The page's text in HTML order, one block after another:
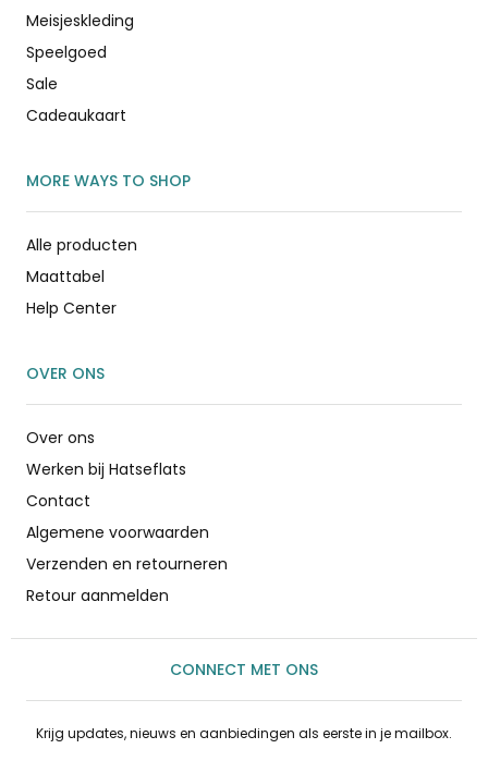
Meisjeskleding
Speelgoed
Sale
Cadeaukaart
MORE WAYS TO SHOP
Alle producten
Maattabel
Help Center
OVER ONS
Over ons
Werken bij Hatseflats
Contact
Algemene voorwaarden
Verzenden en retourneren
Retour aanmelden
CONNECT MET ONS
Krijg updates, nieuws en aanbiedingen als eerste in je mailbox.